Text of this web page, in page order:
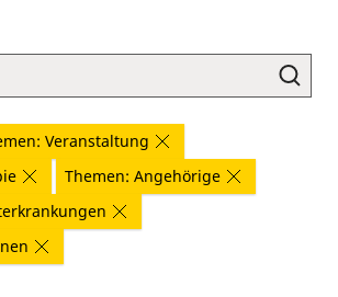
Veranstaltung
Themen: Angehörige